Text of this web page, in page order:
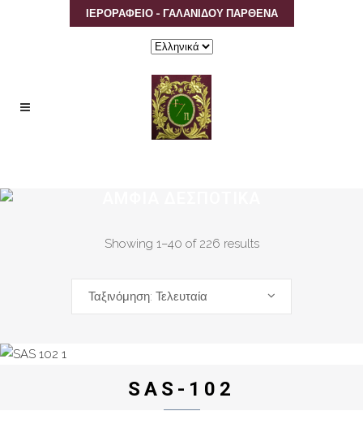
ΙΕΡΟΡΑΦΕΙΟ - ΓΑΛΑΝΙΔΟΥ ΠΑΡΘΕΝΑ
Επιλέξτε
μια
γλώσσα
Showing 1–40 of 226 results
Ταξινόμηση: Τελευταία
SAS-102